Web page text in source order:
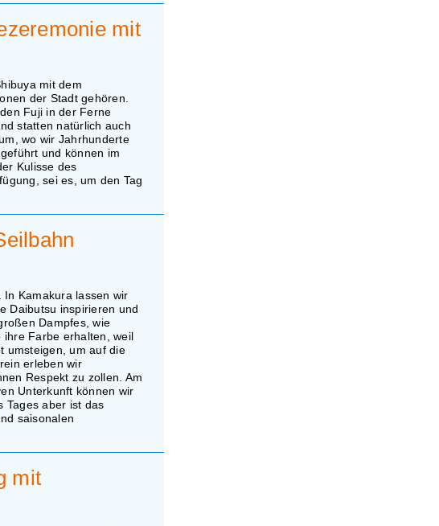
mit
mit dem
der Stadt gehören.
Fuji in der Ferne
statten natürlich auch
wo wir Jahrhunderte
und können im
Kulisse des
sei es, um den Tag
Kamakura lassen wir
Daibutsu inspirieren und
Dampfes, wie
ihre Farbe erhalten, weil
umsteigen, um auf die
erleben wir
Respekt zu zollen. Am
Unterkunft können wir
Tages aber ist das
saisonalen
mit